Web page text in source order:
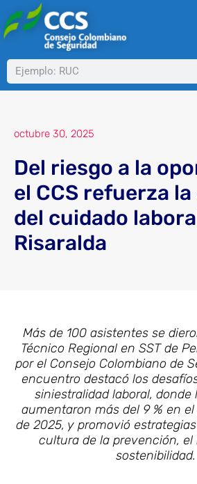
al
contenido
Buscar
octubre 30, 2025
Del riesgo a la
el CCS refuerza
del cuidado
Risaralda
Más de 100 asistentes se
Técnico Regional en SST de
por el Consejo Colombiano de
encuentro destacó los
siniestralidad laboral,
aumentaron más del 9 % en
de 2025, y promovió
cultura de la prevención, el
sostenibilidad.